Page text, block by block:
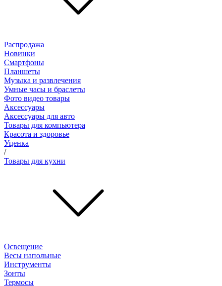
Распродажа
Новинки
Смартфоны
Планшеты
Музыка и развлечения
Умные часы и браслеты
Фото видео товары
Аксессуары
Аксессуары для авто
Товары для компьютера
Красота и здоровье
Уценка
/
Товары для кухни
Освещение
Весы напольные
Инструменты
Зонты
Термосы